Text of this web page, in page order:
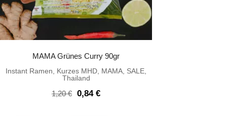
MAMA Grünes Curry 90gr
Instant Ramen Kurzes MHD MAMA SALE
Thailand
1,20€ Ursprünglicher
0,84 €Aktueller